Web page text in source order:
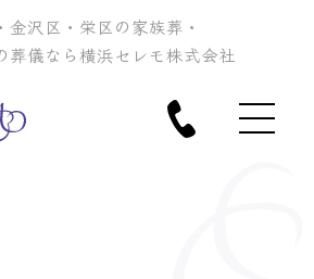
金沢区・栄区の家族葬・
葬儀なら横浜セレモ株式会社